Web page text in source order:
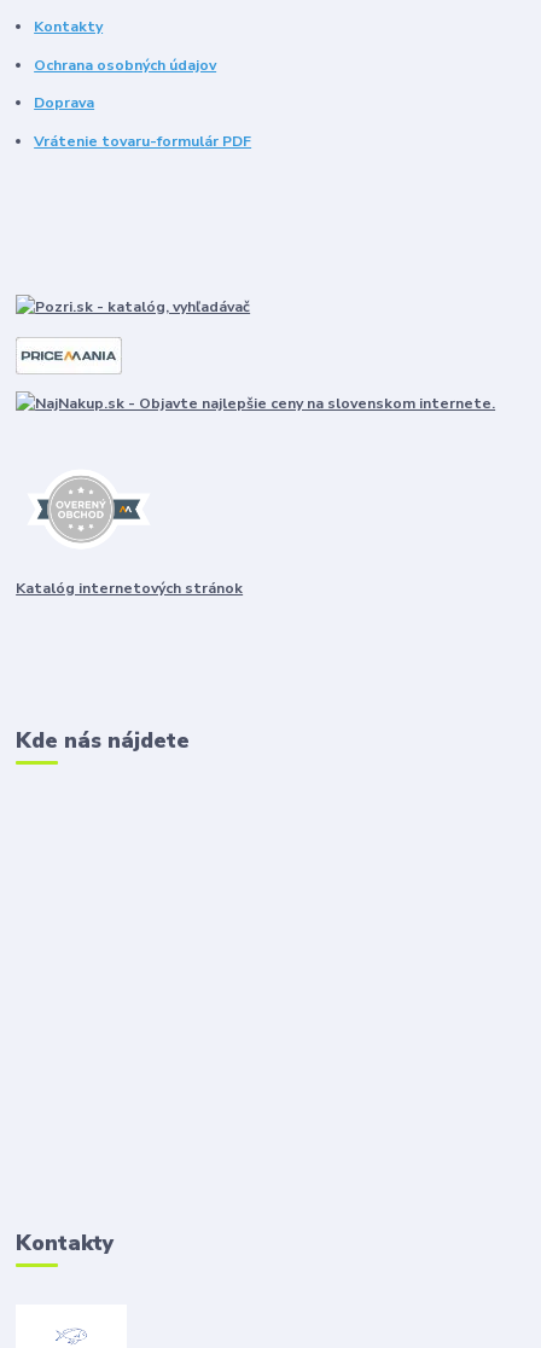
Kontakty
Ochrana osobných údajov
Doprava
Vrátenie tovaru-formulár PDF
Katalóg internetových stránok
Kde nás nájdete
Kontakty